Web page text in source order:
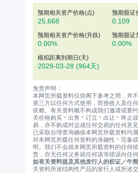
预期相关资产价格(点)
25,668
预期股证
0.109
预期相关资产价格(升跌)
0.00%
预期股证
0.00%
模拟距离到期日(天)
2029-03-28 (964天)
免责声明：
本网页所载资料仅供阁下参考之用，并
第三方以任何方式使用，而接收人及任
依赖。有关资料概不构成我们邀请或要
关价格购买丶出售丶订立丶出让丶终止
易，亦不购成对达成任何交易的任何意
已采取合理查询确保本网页所载资料均
对本网页所载任何资料的准确性丶完备
明。我们不会就本网页所载资料的任何
责，亦无任何义务就任何该等错误向任何
如有关资料提及其他发行人的权证／牛
关资料所述结构性产品的发行人或所述交